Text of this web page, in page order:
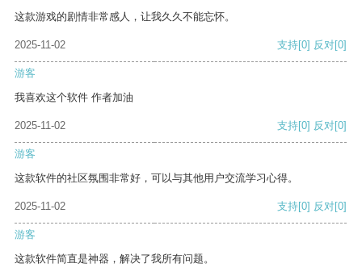
这款游戏的剧情非常感人，让我久久不能忘怀。
2025-11-02 支持[0] 反对[0]
游客
我喜欢这个软件 作者加油
2025-11-02 支持[0] 反对[0]
游客
这款软件的社区氛围非常好，可以与其他用户交流学习心得。
2025-11-02 支持[0] 反对[0]
游客
这款软件简直是神器，解决了我所有问题。